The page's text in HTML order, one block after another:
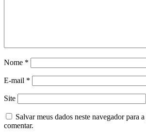
Nome *
E-mail *
Site
Salvar meus dados neste navegador para
comentar.